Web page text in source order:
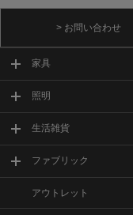
> お問い合わせ
家具
照明
生活雑貨
ファブリック
アウトレット